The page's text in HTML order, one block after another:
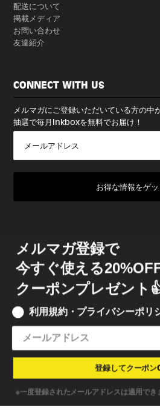
配送について
掲載メディア
お問い合わせ
友達紹介
CONNECT WITH US
メルマガにご登録いただいている方の中か
抽選で毎月Inkboxを無料でお届け！
© 2022 INKBOX JAPAN
特定商取引法に基づく表記• 利用規約
メルマガ登録で
今すぐ使える
クーポンプレゼント
利用規約・プライバシーポリ
登録してクーポン
※一度登録されたメールアドレスは適用でき